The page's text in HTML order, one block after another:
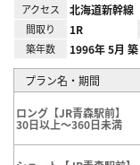
アクセス 北海道新幹線
間取り 1R
築年数 1996年 5月 築
プラン名・期間
ロング【JR青森駅前】
30日以上～360日未満